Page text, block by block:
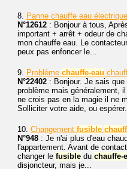
8. Panne chauffe eau électrique
N°12612 : Bonjour à tous,
important + arrêt + odeur de
mon chauffe eau. Le
peux pas enfoncer le...
9. Problème chauffe-eau
N°22402 : Bonjour. Je sais
problème mais généralement,
ne crois pas en la magie il ne
Solliciter votre aide, ou
10. Changement fusible
N°948 : Je n'ai plus d'eau
l'appartement. Avant de
changer le fusible du chauffe-
disjoncteur, mais je...